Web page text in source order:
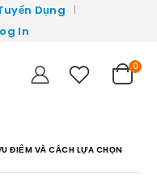
Dụng
In
0
ĐIỂM VÀ CÁCH LỰA CHỌN